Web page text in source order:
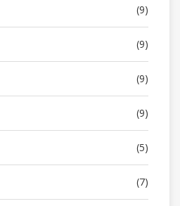
(9)
(9)
(9)
(9)
(5)
(7)